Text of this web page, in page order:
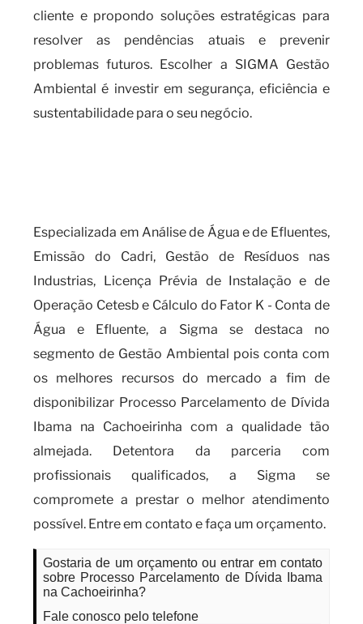
cliente e propondo soluções estratégicas para
resolver as pendências atuais e prevenir
problemas futuros. Escolher a SIGMA Gestão
Ambiental é investir em segurança, eficiência e
sustentabilidade para o seu negócio.
Especializada em Análise de Água e de Efluentes,
Emissão do Cadri, Gestão de Resíduos nas
Industrias, Licença Prévia de Instalação e de
Operação Cetesb e Cálculo do Fator K - Conta de
Água e Efluente, a Sigma se destaca no
segmento de Gestão Ambiental pois conta com
os melhores recursos do mercado a fim de
disponibilizar Processo Parcelamento de Dívida
Ibama na Cachoeirinha com a qualidade tão
almejada. Detentora da parceria com
profissionais qualificados, a Sigma se
compromete a prestar o melhor atendimento
possível. Entre em contato e faça um orçamento.
Gostaria de um orçamento ou entrar em contato
sobre Processo Parcelamento de Dívida Ibama
na Cachoeirinha?
Fale conosco pelo telefone